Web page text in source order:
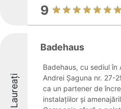
9
Laureați
Badehaus
Badehaus, cu sediul în
Andrei Șaguna nr. 27-
ca un partener de
instalațiilor și